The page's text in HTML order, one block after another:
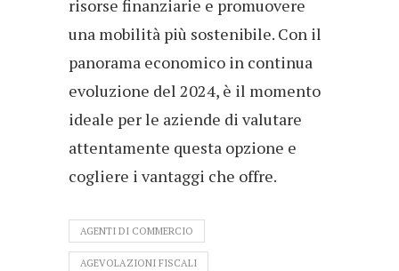
risorse finanziarie e promuovere
una mobilità più sostenibile. Con il
panorama economico in continua
evoluzione del 2024, è il momento
ideale per le aziende di valutare
attentamente questa opzione e
cogliere i vantaggi che offre.
AGENTI DI COMMERCIO
AGEVOLAZIONI FISCALI